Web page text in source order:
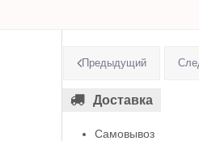
Предыдущий
Доставка
Самовывоз